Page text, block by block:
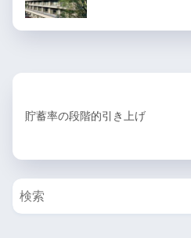
貯蓄率の段階的引き上げ